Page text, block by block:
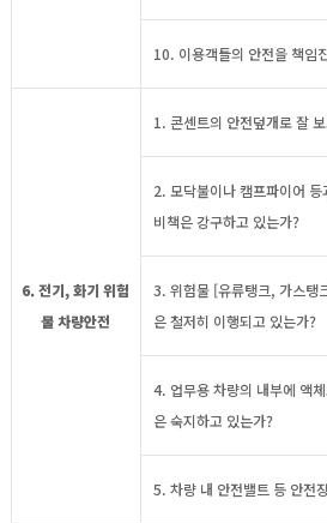
10. 이용객들의 안전을 책임
6. 전기, 화기 위험
물 차량안전
1. 콘센트의 안전덮개로 잘
2. 모닥불이나 캠프파이어
비책은 강구하고 있는가?
3. 위험물 [유류탱크, 가스탱
은 철저히 이행되고 있는가?
4. 업무용 차량의 내부에 액
은 숙지하고 있는가?
5. 차량 내 안전밸트 등 안전